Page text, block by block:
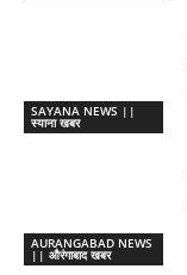
SAYANA NEWS ||
स्याना खबर
AURANGABAD NEWS
|| औरंगाबाद खबर